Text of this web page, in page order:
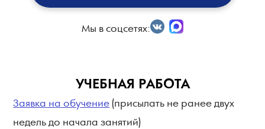
Мы в соцсетях:
УЧЕБНАЯ РАБОТА
Заявка на обучение (присылать не ранее двух
недель до начала занятий)